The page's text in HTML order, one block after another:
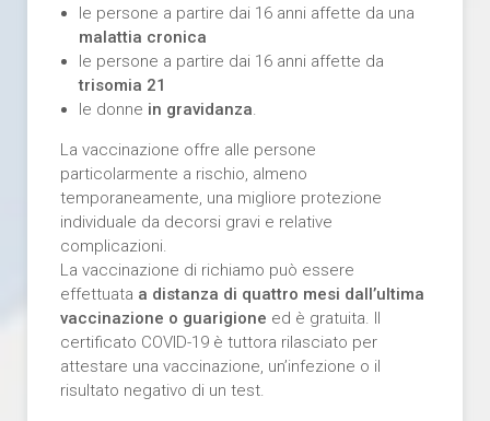
le persone a partire dai 16 anni affette da una
malattia cronica
le persone a partire dai 16 anni affette da
trisomia 21
le donne in gravidanza.
La vaccinazione offre alle persone
particolarmente a rischio, almeno
temporaneamente, una migliore protezione
individuale da decorsi gravi e relative
complicazioni.
La vaccinazione di richiamo può essere
effettuata a distanza di quattro mesi dall’ultima
vaccinazione o guarigione ed è gratuita. Il
certificato COVID-19 è tuttora rilasciato per
attestare una vaccinazione, un’infezione o il
risultato negativo di un test.